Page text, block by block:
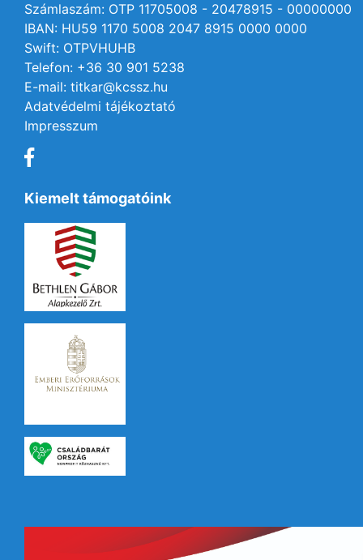
Számlaszám: OTP 11705008 - 20478915 - 00000000
IBAN: HU59 1170 5008 2047 8915 0000 0000
Swift: OTPVHUHB
Telefon: +36 30 901 5238
E-mail: titkar@kcssz.hu
Adatvédelmi tájékoztató
Impresszum
Kiemelt támogatóink